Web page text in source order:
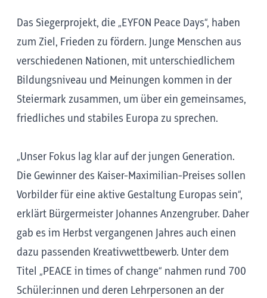
Das Siegerprojekt, die „EYFON Peace Days“, haben
zum Ziel, Frieden zu fördern. Junge Menschen aus
verschiedenen Nationen, mit unterschiedlichem
Bildungsniveau und Meinungen kommen in der
Steiermark zusammen, um über ein gemeinsames,
friedliches und stabiles Europa zu sprechen.
„Unser Fokus lag klar auf der jungen Generation.
Die Gewinner des Kaiser-Maximilian-Preises sollen
Vorbilder für eine aktive Gestaltung Europas sein“,
erklärt Bürgermeister Johannes Anzengruber. Daher
gab es im Herbst vergangenen Jahres auch einen
dazu passenden Kreativwettbewerb. Unter dem
Titel „PEACE in times of change“ nahmen rund 700
Schüler:innen und deren Lehrpersonen an der